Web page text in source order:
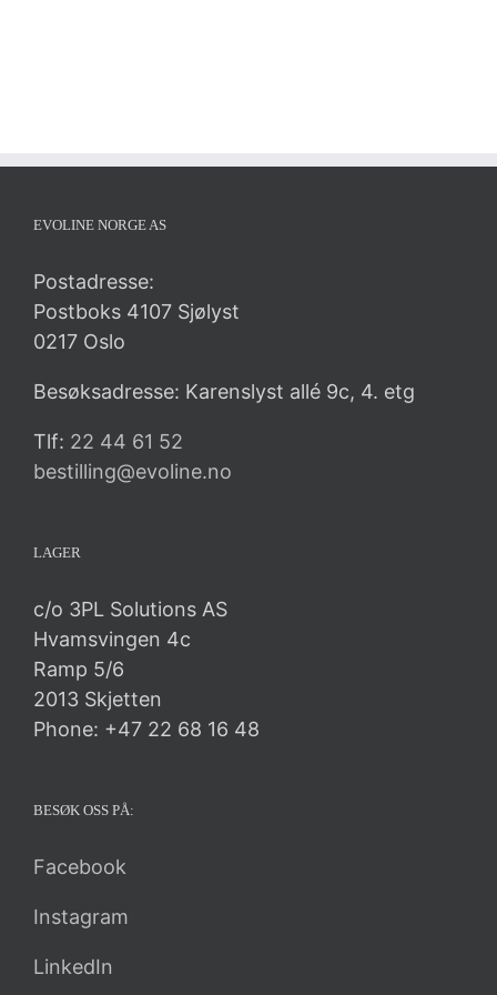
EVOLINE NORGE AS
Postadresse:
Postboks 4107 Sjølyst
0217 Oslo
Besøksadresse: Karenslyst allé 9c, 4. etg
Tlf: 22 44 61 52
bestilling@evoline.no
LAGER
c/o 3PL Solutions AS
Hvamsvingen 4c
Ramp 5/6
2013 Skjetten
Phone: +47 22 68 16 48
BESØK OSS PÅ:
Facebook
Instagram
LinkedIn